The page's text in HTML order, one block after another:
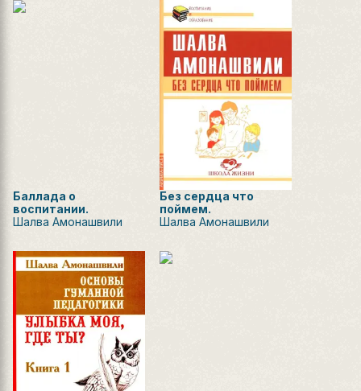
Баллада о
воспитании.
Шалва Амонашвили
Без сердца что
поймем.
Шалва Амонашвили